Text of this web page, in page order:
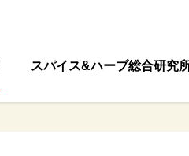
スパイス&ハーブ総合研究